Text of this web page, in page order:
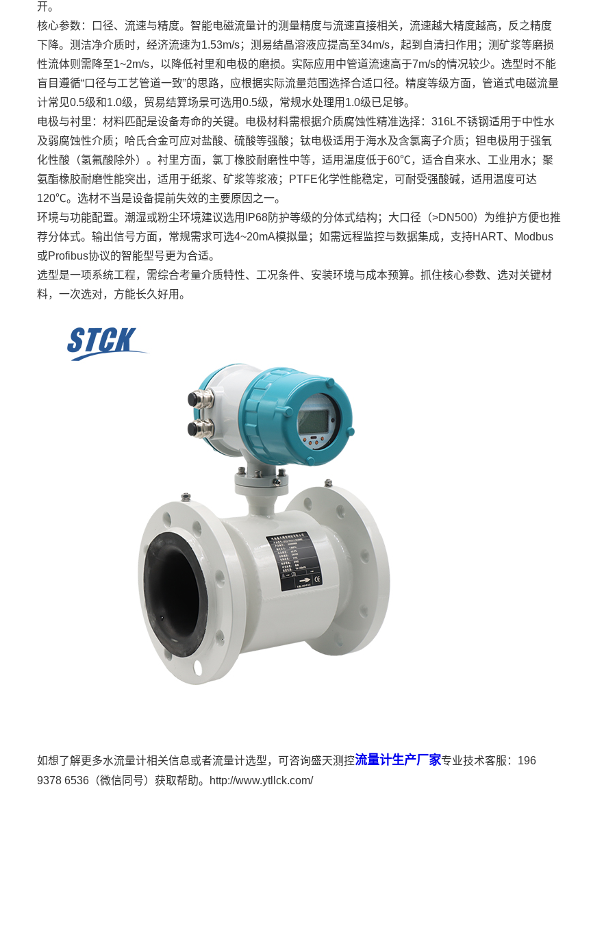
开。
核心参数：口径、流速与精度。智能电磁流量计的测量精度与流速直接相关，流速越大精度越高，反之精度
下降。测洁净介质时，经济流速为1.53m/s；测易结晶溶液应提高至34m/s，起到自清扫作用；测矿浆等磨损
性流体则需降至1~2m/s，以降低衬里和电极的磨损。实际应用中管道流速高于7m/s的情况较少。选型时不能
盲目遵循“口径与工艺管道一致”的思路，应根据实际流量范围选择合适口径。精度等级方面，管道式电磁流量
计常见0.5级和1.0级，贸易结算场景可选用0.5级，常规水处理用1.0级已足够。
电极与衬里：材料匹配是设备寿命的关键。电极材料需根据介质腐蚀性精准选择：316L不锈钢适用于中性水
及弱腐蚀性介质；哈氏合金可应对盐酸、硫酸等强酸；钛电极适用于海水及含氯离子介质；钽电极用于强氧
化性酸（氢氟酸除外）。衬里方面，氯丁橡胶耐磨性中等，适用温度低于60℃，适合自来水、工业用水；聚
氨酯橡胶耐磨性能突出，适用于纸浆、矿浆等浆液；PTFE化学性能稳定，可耐受强酸碱，适用温度可达
120℃。选材不当是设备提前失效的主要原因之一。
环境与功能配置。潮湿或粉尘环境建议选用IP68防护等级的分体式结构；大口径（>DN500）为维护方便也推
荐分体式。输出信号方面，常规需求可选4~20mA模拟量；如需远程监控与数据集成，支持HART、Modbus
或Profibus协议的智能型号更为合适。
选型是一项系统工程，需综合考量介质特性、工况条件、安装环境与成本预算。抓住核心参数、选对关键材
料，一次选对，方能长久好用。
如想了解更多水流量计相关信息或者流量计选型，可咨询盛天测控流量计生产厂家专业技术客服：196
9378 6536（微信同号）获取帮助。http://www.ytllck.com/